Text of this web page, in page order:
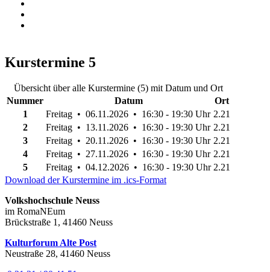
Kurstermine 5
Übersicht über alle Kurstermine (5) mit Datum und Ort
Nummer
Datum
Ort
1
Freitag • 06.11.2026 • 16:30 - 19:30 Uhr 2.21
2
Freitag • 13.11.2026 • 16:30 - 19:30 Uhr 2.21
3
Freitag • 20.11.2026 • 16:30 - 19:30 Uhr 2.21
4
Freitag • 27.11.2026 • 16:30 - 19:30 Uhr 2.21
5
Freitag • 04.12.2026 • 16:30 - 19:30 Uhr 2.21
Download der Kurstermine im .ics-Format
Volkshochschule Neuss
im RomaNEum
Brückstraße 1, 41460 Neuss
Kulturforum Alte Post
Neustraße 28, 41460 Neuss